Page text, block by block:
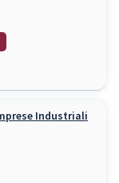
Industriali